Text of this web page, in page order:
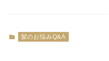
髪のお悩みQ&A